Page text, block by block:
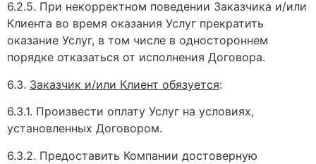
6.2.5. При некорректном поведении Заказчика и/или
Клиента во время оказания Услуг прекратить
оказание Услуг, в том числе в одностороннем
порядке отказаться от исполнения Договора.
6.3. Заказчик и/или Клиент обязуется:
6.3.1. Произвести оплату Услуг на условиях,
установленных Договором.
6.3.2. Предоставить Компании достоверную